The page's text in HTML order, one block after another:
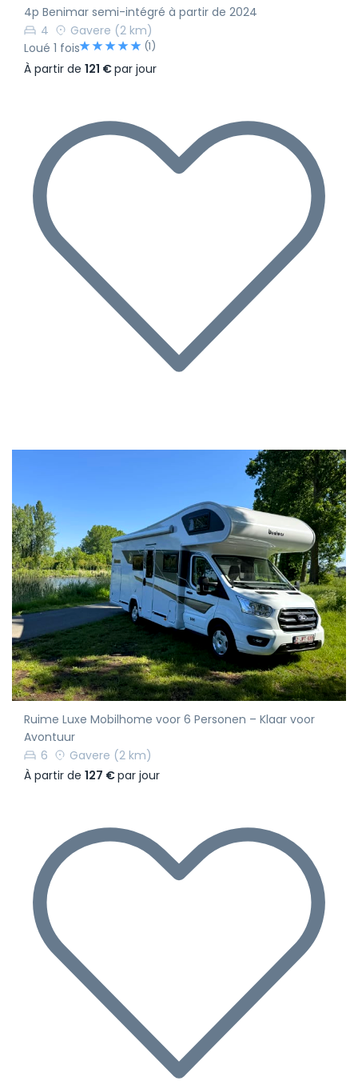
4p Benimar semi-intégré à partir de 2024
4
Gavere (2 km)
Loué 1 fois
(1)
À partir de 121 €par jour
Ruime Luxe Mobilhome voor 6 Personen – Klaar voor
Avontuur
6
Gavere (2 km)
À partir de 127 €par jour